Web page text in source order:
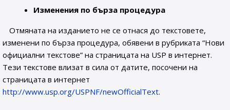
Изменения по бърза процедура
Отмяната на изданието не се отнася до текстовете,
изменени по бърза процедура, обявени в рубриката “Нови
официални текстове” на страницата на USP в интернет.
Тези текстове влизат в сила от датите, посочени на
страницата в интернет
http://www.usp.org/USPNF/newOfficialText.